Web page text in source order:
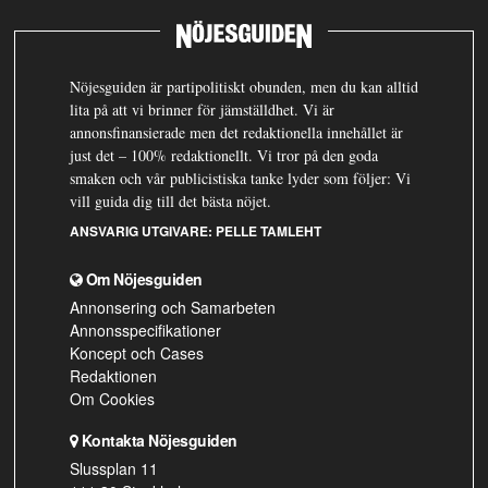
Nöjesguiden är partipolitiskt obunden, men du kan alltid
lita på att vi brinner för jämställdhet. Vi är
annonsfinansierade men det redaktionella innehållet är
just det – 100% redaktionellt. Vi tror på den goda
smaken och vår publicistiska tanke lyder som följer: Vi
vill guida dig till det bästa nöjet.
ANSVARIG UTGIVARE: PELLE TAMLEHT
Om Nöjesguiden
Annonsering och Samarbeten
Annonsspecifikationer
Koncept och Cases
Redaktionen
Om Cookies
Kontakta Nöjesguiden
Slussplan 11